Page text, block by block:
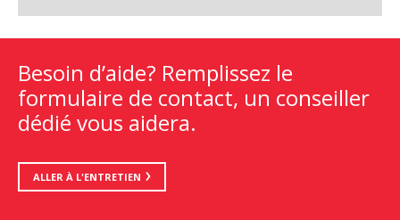
Besoin d’aide? Remplissez le
formulaire de contact, un conseiller
dédié vous aidera.
ALLER À L'ENTRETIEN